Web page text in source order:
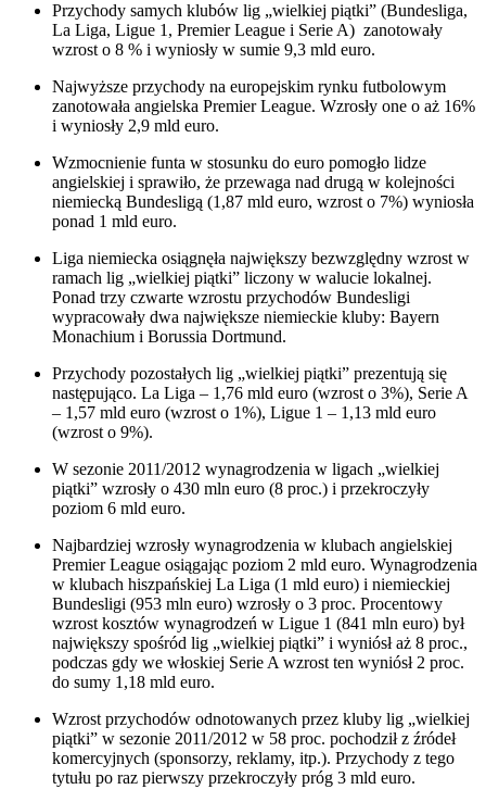
Przychody samych klubów lig „wielkiej piątki” (Bundesliga,
La Liga, Ligue 1, Premier League i Serie A) zanotowały
wzrost o 8 % i wyniosły w sumie 9,3 mld euro.
Najwyższe przychody na europejskim rynku futbolowym
zanotowała angielska Premier League. Wzrosły one o aż 16%
i wyniosły 2,9 mld euro.
Wzmocnienie funta w stosunku do euro pomogło lidze
angielskiej i sprawiło, że przewaga nad drugą w kolejności
niemiecką Bundesligą (1,87 mld euro, wzrost o 7%) wyniosła
ponad 1 mld euro.
Liga niemiecka osiągnęła największy bezwzględny wzrost w
ramach lig „wielkiej piątki” liczony w walucie lokalnej.
Ponad trzy czwarte wzrostu przychodów Bundesligi
wypracowały dwa największe niemieckie kluby: Bayern
Monachium i Borussia Dortmund.
Przychody pozostałych lig „wielkiej piątki” prezentują się
następująco. La Liga – 1,76 mld euro (wzrost o 3%), Serie A
– 1,57 mld euro (wzrost o 1%), Ligue 1 – 1,13 mld euro
(wzrost o 9%).
W sezonie 2011/2012 wynagrodzenia w ligach „wielkiej
piątki” wzrosły o 430 mln euro (8 proc.) i przekroczyły
poziom 6 mld euro.
Najbardziej wzrosły wynagrodzenia w klubach angielskiej
Premier League osiągając poziom 2 mld euro. Wynagrodzenia
w klubach hiszpańskiej La Liga (1 mld euro) i niemieckiej
Bundesligi (953 mln euro) wzrosły o 3 proc. Procentowy
wzrost kosztów wynagrodzeń w Ligue 1 (841 mln euro) był
największy spośród lig „wielkiej piątki” i wyniósł aż 8 proc.,
podczas gdy we włoskiej Serie A wzrost ten wyniósł 2 proc.
do sumy 1,18 mld euro.
Wzrost przychodów odnotowanych przez kluby lig „wielkiej
piątki” w sezonie 2011/2012 w 58 proc. pochodził z źródeł
komercyjnych (sponsorzy, reklamy, itp.). Przychody z tego
tytułu po raz pierwszy przekroczyły próg 3 mld euro.